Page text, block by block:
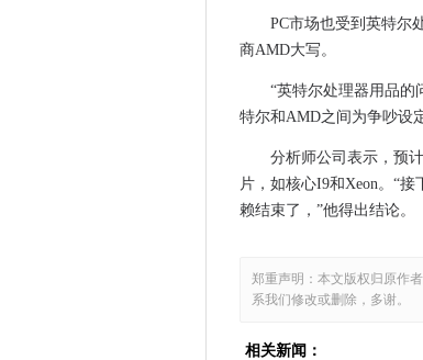
惠普的可拆卸的
技术谈话：机器学
20家公司加入科技
中东国家加速量子
deloitte：苹果的健
懈怠的中断导致中
Cyron宣布推出最
PC市场也受到英特尔
商AMD大写。
“英特尔处理器用品的
特尔和AMD之间为争吵设
分析师公司表示，预
片，如核心I9和Xeon。“
赖结束了，”他得出结论。
郑重声明：本文版权归原作
系我们修改或删除，多谢。
相关新闻：